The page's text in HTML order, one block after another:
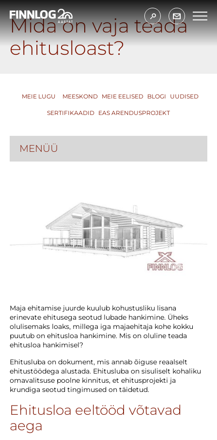
Mida on vaja teada
ehitusloast?
MEIE LUGU MEESKOND MEIE EELISED BLOGI UUDISED
SERTIFIKAADID EAS ARENDUSPROJEKT
MENÜÜ
Maja ehitamise juurde kuulub kohustusliku lisana
erinevate ehitusega seotud lubade hankimine. Üheks
olulisemaks loaks, millega iga majaehitaja kohe kokku
puutub on ehitusloa hankimine. Mis on oluline teada
ehitusloa hankimisel?
Ehitusluba on dokument, mis annab õiguse reaalselt
ehitustöödega alustada. Ehitusluba on sisuliselt kohaliku
omavalitsuse poolne kinnitus, et ehitusprojekti ja
krundiga seotud tingimused on täidetud.
Ehitusloa eeltööd võtavad
aega